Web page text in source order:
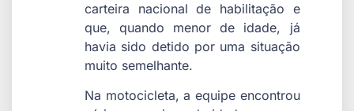
carteira nacional de habilitação e
que, quando menor de idade, já
havia sido detido por uma situação
muito semelhante.
Na motocicleta, a equipe encontrou